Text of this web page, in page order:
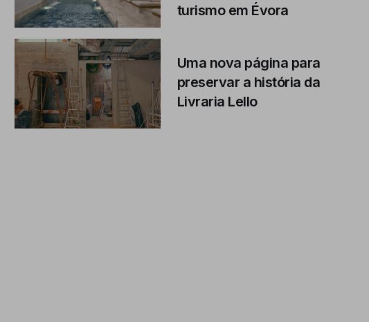
turismo em Évora
Uma nova página para
preservar a história da
Livraria Lello